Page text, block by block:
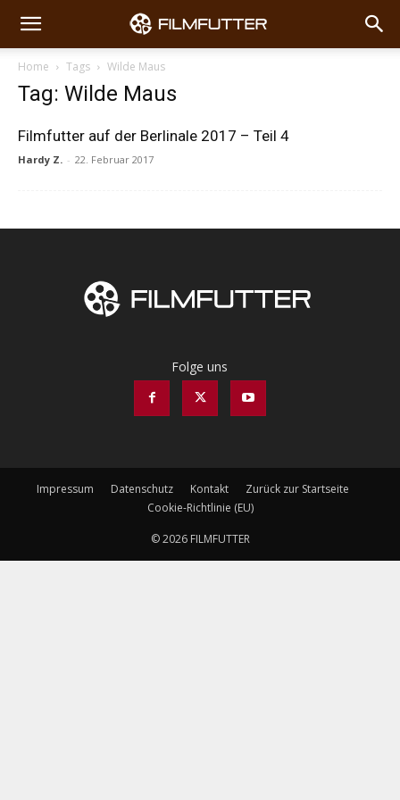
Home Tags Wilde Maus
Tag: Wilde Maus
Filmfutter auf der Berlinale 2017 – Teil 4
Hardy Z. - 22. Februar 2017
Folge uns
Impressum Datenschutz Kontakt
Zurück zur Startseite
Cookie-Richtlinie (EU)
© 2026 FILMFUTTER